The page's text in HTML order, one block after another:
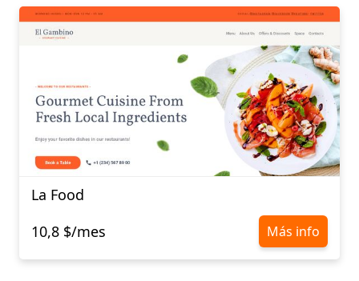
La Food
10,8 $/mes
Más info